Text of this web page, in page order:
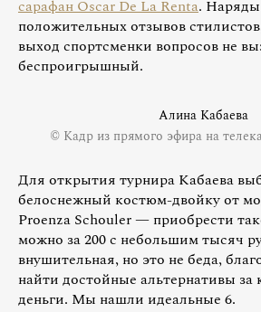
сарафан Oscar De La Renta.
положительных отзывов
выход спортсменки вопросов не
беспроигрышный.
Алина Кабаева
© Кадр из прямого эфира на
Для открытия турнира Кабаева
белоснежный костюм-двойку от
Proenza Schouler — приобрести
можно за 200 с небольшим тысяч
внушительная, но это не беда,
найти достойные альтернативы за
деньги. Мы нашли идеальные 6.